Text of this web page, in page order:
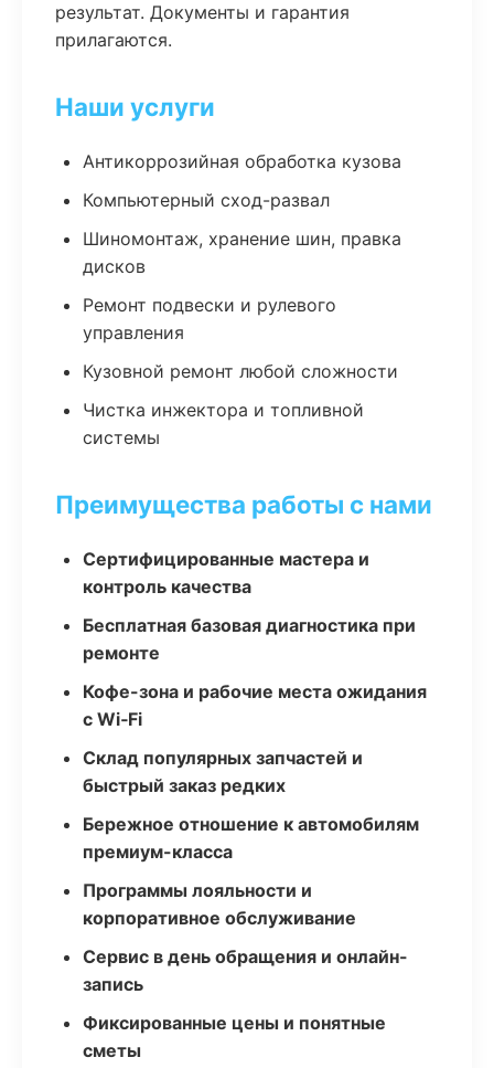
результат. Документы и гарантия
прилагаются.
Наши услуги
Антикоррозийная обработка кузова
Компьютерный сход-развал
Шиномонтаж, хранение шин, правка
дисков
Ремонт подвески и рулевого
управления
Кузовной ремонт любой сложности
Чистка инжектора и топливной
системы
Преимущества работы с нами
Сертифицированные мастера и
контроль качества
Бесплатная базовая диагностика при
ремонте
Кофе-зона и рабочие места ожидания
с Wi‑Fi
Склад популярных запчастей и
быстрый заказ редких
Бережное отношение к автомобилям
премиум-класса
Программы лояльности и
корпоративное обслуживание
Сервис в день обращения и онлайн-
запись
Фиксированные цены и понятные
сметы